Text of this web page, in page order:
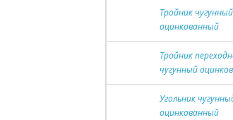
Тройник чугунный
оцинкованный
Тройник
чугунный
Угольник
оцинкованный